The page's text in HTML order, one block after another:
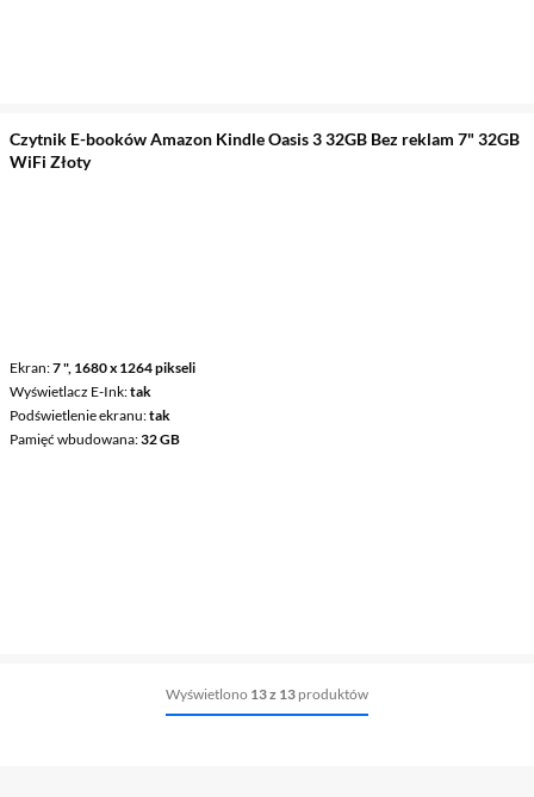
Czytnik E-booków Amazon Kindle Oasis 3 32GB Bez reklam 7" 32GB
WiFi Złoty
Ekran 7 ", 1680 x 1264 pikseli
Wyświetlacz E-Ink tak
Podświetlenie ekranu tak
Pamięć wbudowana 32 GB
Wyświetlono 13 z 13 produktów